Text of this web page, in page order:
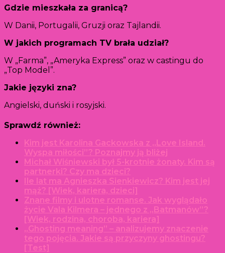
Gdzie mieszkała za granicą?
W Danii, Portugalii, Gruzji oraz Tajlandii.
W jakich programach TV brała udział?
W „Farma”, „Ameryka Express” oraz w castingu do
„Top Model”.
Jakie języki zna?
Angielski, duński i rosyjski.
Sprawdź również:
Kim jest Karolina Gackowska z „Love Island.
Wyspa miłości”? Poznajmy ją bliżej
Michał Wiśniewski był 5-krotnie żonaty. Kim są
partnerki? Czy ma dzieci?
Ile lat ma Agnieszka Sienkiewicz? Kim jest jej
mąż? [Wiek, kariera, dzieci]
Znane filmy i ulotne romanse. Jak wyglądało
życie Vala Kilmera – jednego z „Batmanów”?
[Wiek, rodzina, choroba, kariera]
„Ghosting meaning” – analizujemy znaczenie
tego pojęcia. Jakie są przyczyny ghostingu?
[Test]